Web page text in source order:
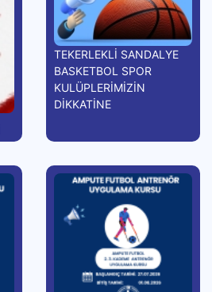
TEKERLEKLİ SANDALYE
BASKETBOL SPOR
KULÜPLERİMİZİN
DİKKATİNE